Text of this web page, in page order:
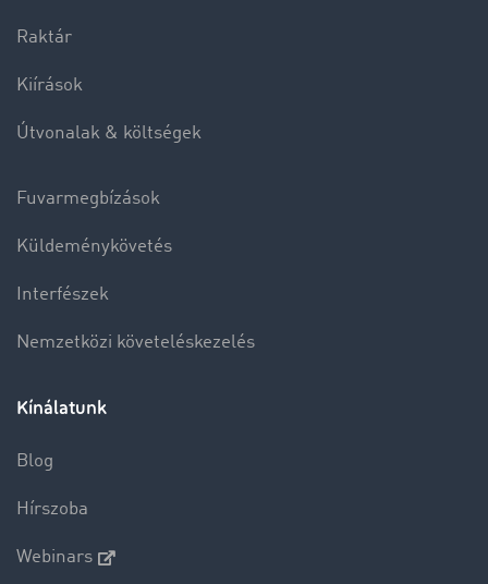
Raktár
Kiírások
Útvonalak & költségek
Fuvarmegbízások
Küldeménykövetés
Interfészek
Nemzetközi követeléskezelés
Kínálatunk
Blog
Hírszoba
Webinars